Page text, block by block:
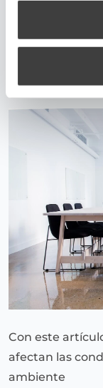
¿Sabes
Con este
afectan las
ambiente